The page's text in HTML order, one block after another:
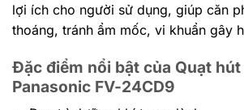
lợi ích cho người sử dụng, giúp căn
thoáng, tránh ẩm mốc, vi khuẩn gây
Đặc điểm nổi bật của Quạt
Panasonic FV-24CD9